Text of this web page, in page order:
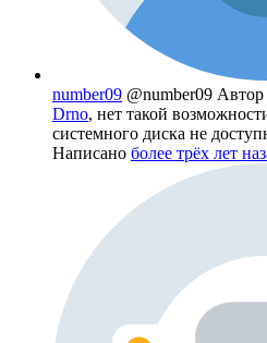
number09 @number09 Автор
Drno, нет такой
системного диска не
Написано более трёх лет